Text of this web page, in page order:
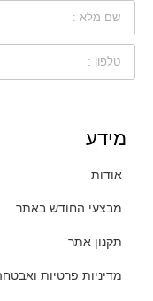
מידע
אודות
מבצעי החודש באתר
תקנון אתר
מדיניות פרטיות